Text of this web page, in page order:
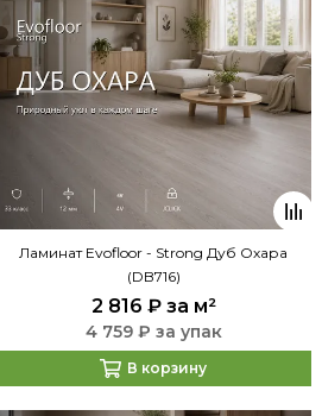
Ламинат Evofloor - Strong Дуб Охара
(DB716)
2 816 ₽за м²
4 759 ₽ за упак
В корзину